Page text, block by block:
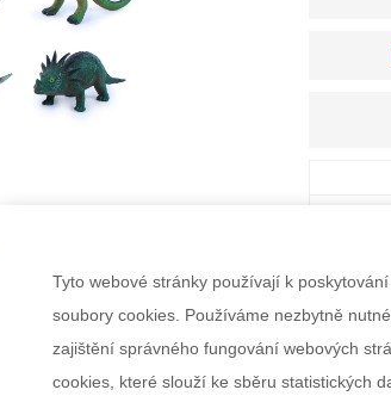
Tyto webové stránky používají k
soubory cookies. Používáme nezbytně
zajištění správného fungování webových
cookies, které slouží ke sběru statistických